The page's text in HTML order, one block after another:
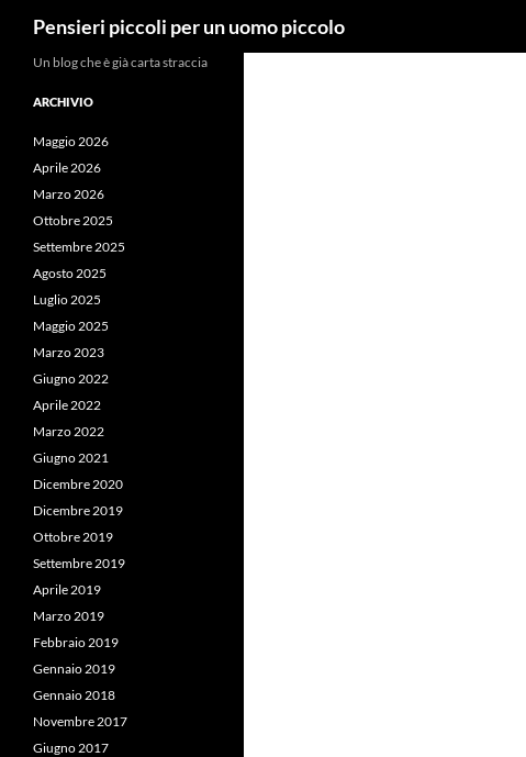
Pensieri piccoli per un uomo piccolo
Un blog che è già carta straccia
ARCHIVIO
Maggio 2026
Aprile 2026
Marzo 2026
Ottobre 2025
Settembre 2025
Agosto 2025
Luglio 2025
Maggio 2025
Marzo 2023
Giugno 2022
Aprile 2022
Marzo 2022
Giugno 2021
Dicembre 2020
Dicembre 2019
Ottobre 2019
Settembre 2019
Aprile 2019
Marzo 2019
Febbraio 2019
Gennaio 2019
Gennaio 2018
Novembre 2017
Giugno 2017